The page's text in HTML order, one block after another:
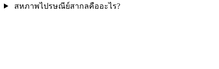
สหภาพไปรษณีย์สากลคืออะไร?